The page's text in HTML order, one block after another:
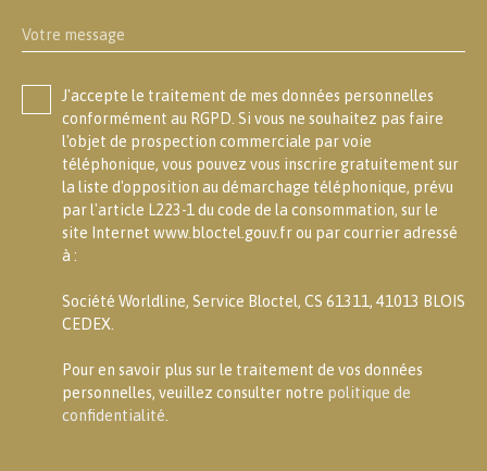
Votre message
J'accepte le traitement de mes données personnelles
conformément au RGPD. Si vous ne souhaitez pas faire
l'objet de prospection commerciale par voie
téléphonique, vous pouvez vous inscrire gratuitement sur
la liste d'opposition au démarchage téléphonique, prévu
par l'article L223-1 du code de la consommation, sur le
site Internet www.bloctel.gouv.fr ou par courrier adressé
à :
Société Worldline, Service Bloctel, CS 61311, 41013 BLOIS
CEDEX.
Pour en savoir plus sur le traitement de vos données
personnelles, veuillez consulter notre politique de
confidentialité